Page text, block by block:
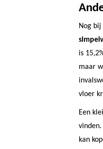
Nog
is
maar
vloer
Een
kan